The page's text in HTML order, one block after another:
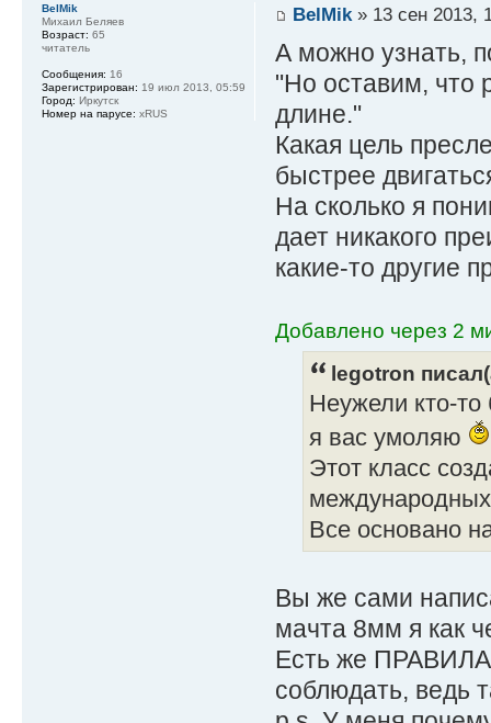
BelMik» 13 сен 2013,
А можно узнать,
"Но оставим, что
длине."
Какая цель
быстрее
На сколько я
дает никакого
какие-то другие
Добавлено через 2
legotron
Неужели кто-
я вас умоляю
Этот класс
Все основано
Вы же сами
мачта 8мм я как
Есть же ПРАВИЛА
соблюдать, ведь
BelMik
Михаил Беляев
Возраст: 65
читатель
Сообщения: 16
Зарегистрирован: 19 июл 2013, 05:59
Город: Иркутск
Номер на парусе: xRUS